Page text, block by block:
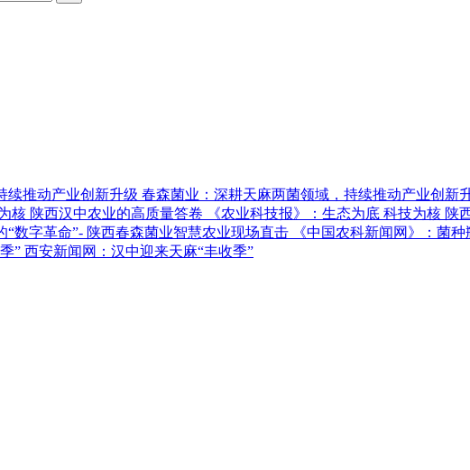
春森菌业：深耕天麻两菌领域，持续推动产业创新
《农业科技报》：生态为底 科技为核 陕
《中国农科新闻网》：菌
西安新闻网：汉中迎来天麻“丰收季”